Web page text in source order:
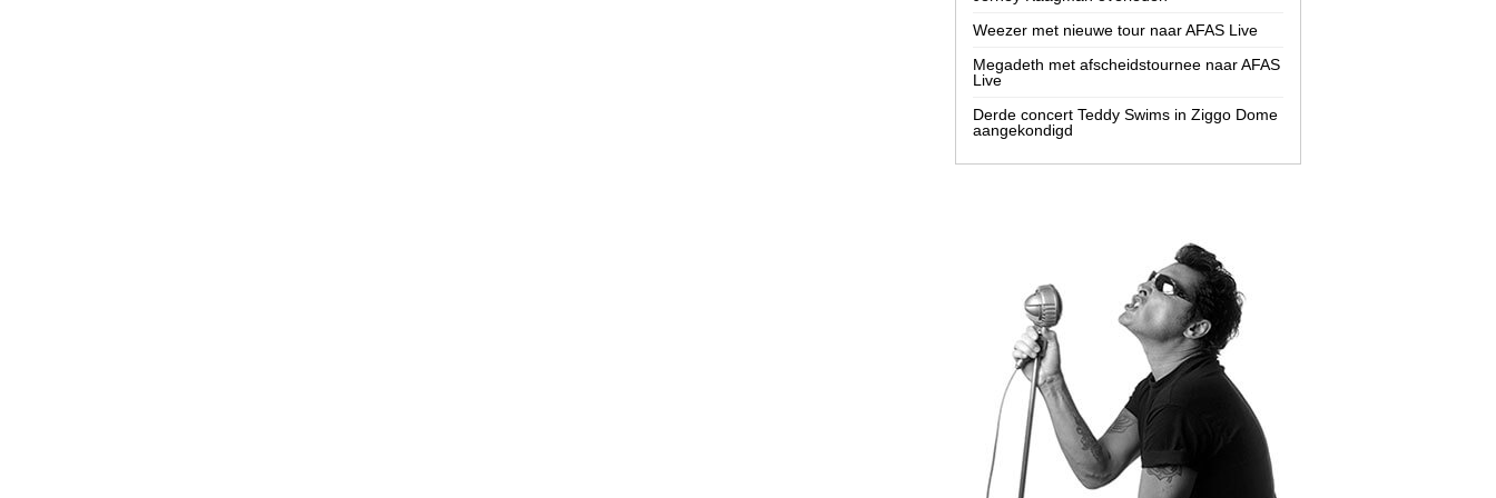
Weezer met nieuwe tour naar AFAS Live
Megadeth met afscheidstournee naar AFAS
Live
Derde concert Teddy Swims in Ziggo Dome
aangekondigd